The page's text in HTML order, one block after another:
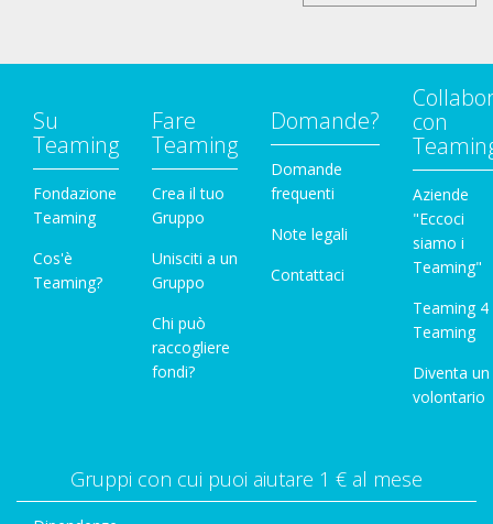
Su
Teaming
Fondazione
Teaming
Cos'è
Teaming?
Fare
Teaming
Crea il tuo
Gruppo
Unisciti a un
Gruppo
Chi può
raccogliere
fondi?
Domande?
Domande
frequenti
Note legali
Contattaci
con
Aziende
"Eccoci
siamo i
Teaming"
Teaming 4
Teaming
Diventa un
volontario
Gruppi con cui puoi aiutare 1 € al mese